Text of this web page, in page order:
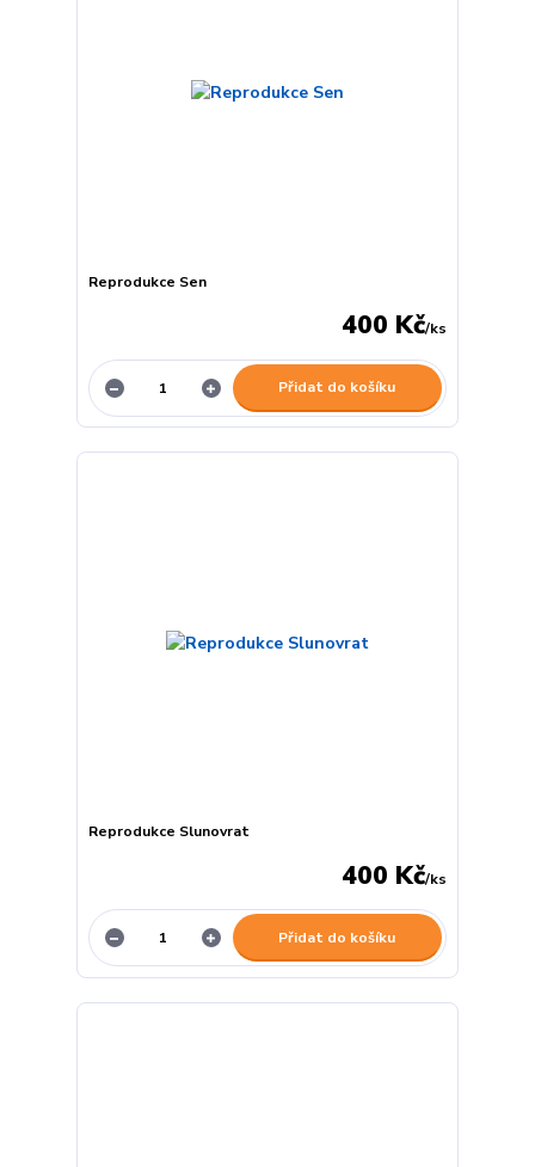
Reprodukce Sen
400 Kč/ks
Přidat do košíku
Reprodukce Slunovrat
400 Kč/ks
Přidat do košíku